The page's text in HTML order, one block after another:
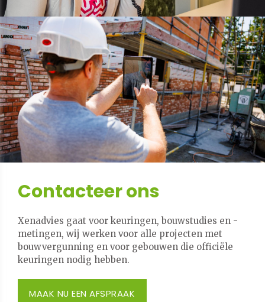
Contacteer ons
Xenadvies gaat voor keuringen, bouwstudies en -
metingen, wij werken voor alle projecten met
bouwvergunning en voor gebouwen die officiële
keuringen nodig hebben.
MAAK NU EEN AFSPRAAK